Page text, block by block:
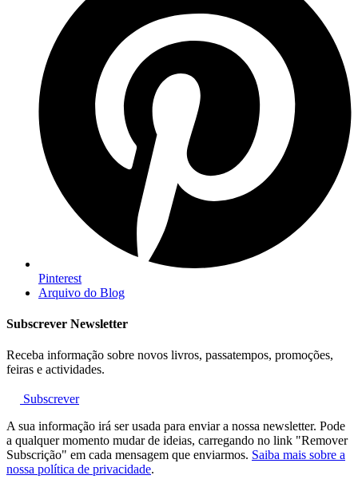
Pinterest
Arquivo do Blog
Subscrever Newsletter
Receba informação sobre novos livros, passatempos, promoções,
feiras e actividades.
Subscrever
A sua informação irá ser usada para enviar a nossa newsletter. Pode
a qualquer momento mudar de ideias, carregando no link "Remover
Subscrição" em cada mensagem que enviarmos. Saiba mais sobre a
nossa política de privacidade.